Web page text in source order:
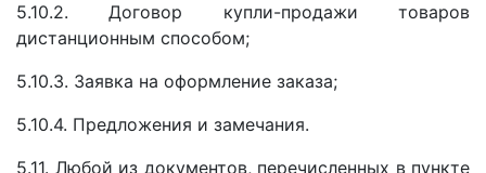
5.10.2. Договор купли-продажи товаров
дистанционным способом;
5.10.3. Заявка на оформление заказа;
5.10.4. Предложения и замечания.
5.11. Любой из документов, перечисленных в пункте